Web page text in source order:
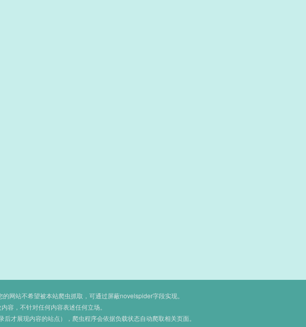
网站不希望被本站爬虫抓取，可通过屏蔽novelspider字段实现。
容，不针对任何内容表述任何立场。
才展现内容的站点），爬虫程序会依据负载状态自动爬取相关页面。